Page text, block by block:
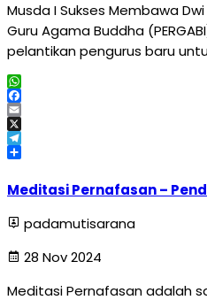
Musda I Sukses Membawa
Guru Agama Buddha
pelantikan pengurus baru
WhatsApp
Facebook
Email
X
Telegram
Meditasi Pernafasan –
padamutisarana
28 Nov 2024
Meditasi Pernafasan adalah